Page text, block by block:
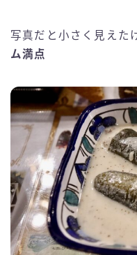
写真だと小さく見えた
ム満点